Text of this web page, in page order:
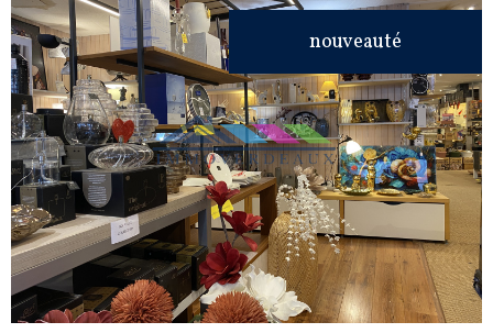
nouveauté
VOIR LE
BIEN